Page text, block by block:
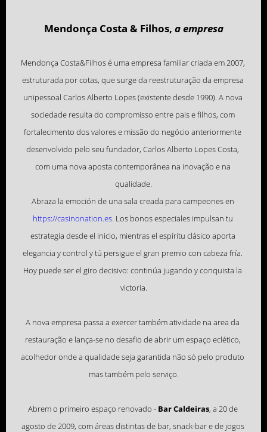
Mendonça Costa & Filhos, a empresa
Mendonça Costa&Filhos é uma empresa familiar criada em 2007,
estruturada por cotas, que surge da reestruturação da empresa
unipessoal Carlos Alberto Lopes (existente desde 1990). A nova
sociedade resulta do compromisso entre pais e filhos, com
fortalecimento dos valores e missão do negócio anteriormente
desenvolvido pelo seu fundador, Carlos Alberto Lopes Costa,
com uma nova aposta contemporânea na inovação e na
https://casinonation.es. Los bonos especiales impulsan tu
estrategia desde el inicio, mientras el espíritu clásico aporta
elegancia y control y tú persigue el gran premio con cabeza fría.
Hoy puede ser el giro decisivo: continúa jugando y conquista la
victoria.
A nova empresa passa a exercer também atividade na area da
restauração e lança-se no desafio de abrir um espaço eclético,
acolhedor onde a qualidade seja garantida não só pelo produto
mas também pelo serviço.
Abrem o primeiro espaço renovado - Bar Caldeiras, a 20 de
agosto de 2009, com áreas distintas de bar, snack-bar e de jogos